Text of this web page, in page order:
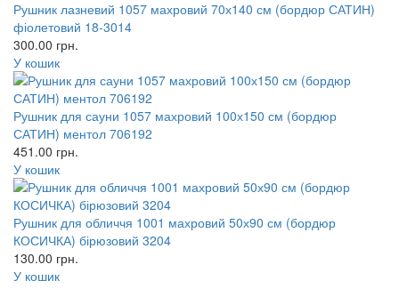
Рушник лазневий 1057 махровий 70х140 см (бордюр САТИН)
фіолетовий 18-3014
300.00 грн.
У кошик
Рушник для сауни 1057 махровий 100х150 см (бордюр
САТИН) ментол 706192
451.00 грн.
У кошик
Рушник для обличчя 1001 махровий 50х90 см (бордюр
КОСИЧКА) бірюзовий 3204
130.00 грн.
У кошик